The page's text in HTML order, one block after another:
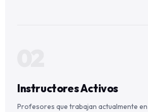
Instructores Activos
Profesores que trabajan actualmente